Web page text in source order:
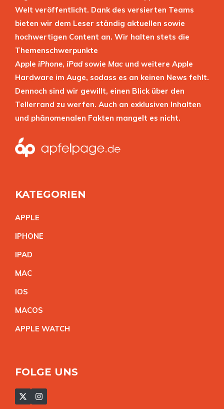
Welt veröffentlicht. Dank des versierten Teams
bieten wir dem Leser ständig aktuellen sowie
hochwertigen Content an. Wir halten stets die
Themenschwerpunkte
Apple iPhone, iPad sowie Mac und weitere Apple
Hardware im Auge, sodass es an keinen News fehlt.
Dennoch sind wir gewillt, einen Blick über den
Tellerrand zu werfen. Auch an exklusiven Inhalten
und phänomenalen Fakten mangelt es nicht.
KATEGORIEN
APPLE
IPHONE
IPAD
MAC
IOS
MACOS
APPLE WATCH
FOLGE UNS